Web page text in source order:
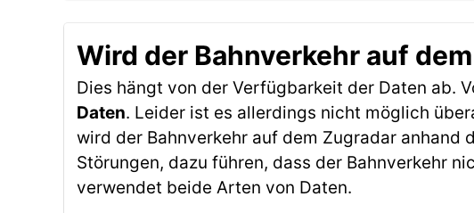
Wird der Bahnverkehr auf
Dies hängt von der Verfügbarkeit der Daten ab.
Daten. Leider ist es allerdings nicht möglich
wird der Bahnverkehr auf dem Zugradar anhand
Störungen, dazu führen, dass der Bahnverkehr
verwendet beide Arten von Daten.